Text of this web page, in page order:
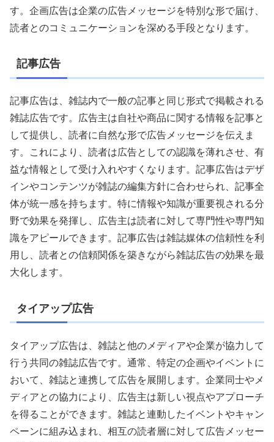
す。企画広告は企業の広告メッセージを特別な形で届け、
読者とのコミュニケーションを深める手段となります。
記事広告
記事広告は、雑誌内で一般の記事と同じ形式で掲載される
雑誌広告です。広告主は自社や商品に関する情報を記事と
して提供し、読者に自然な形で広告メッセージを伝えま
す。これにより、読者は広告としての認識を薄れさせ、有
益な情報として受け入れやすくなります。記事広告はデザ
インやコンテンツが雑誌の編集方針に合わせられ、記事全
体が統一感を持ちます。特に情報や知識が重要視される分
野で効果を発揮し、広告主は読者に対して専門性や専門知
識をアピールできます。記事広告は雑誌媒体の信頼性を利
用し、読者との信頼関係を築きながら雑誌広告の効果を最
大化します。
タイアップ広告
タイアップ広告は、雑誌と他のメディアや企業が協力して
行う共同の雑誌広告です。通常、特定の企画やイベントに
おいて、雑誌と連携して広告を展開します。企業同士やメ
ディアとの協力により、広告主は新しい視点やアプローチ
を得ることができます。雑誌と連動したイベントやキャン
ペーンに組み込まれ、相互の読者層に対して広告メッセー